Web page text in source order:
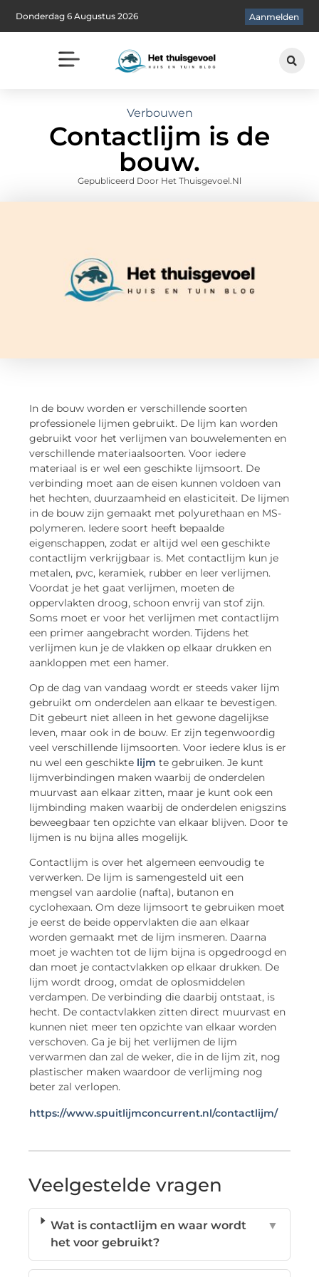
Donderdag 6 Augustus 2026 Aanmelden
Verbouwen
Contactlijm is de
bouw.
Gepubliceerd Door Het Thuisgevoel.nl
In de bouw worden er verschillende soorten
professionele lijmen gebruikt. De lijm kan worden
gebruikt voor het verlijmen van bouwelementen en
verschillende materiaalsoorten. Voor iedere
materiaal is er wel een geschikte lijmsoort. De
verbinding moet aan de eisen kunnen voldoen van
het hechten, duurzaamheid en elasticiteit. De lijmen
in de bouw zijn gemaakt met polyurethaan en MS-
polymeren. Iedere soort heeft bepaalde
eigenschappen, zodat er altijd wel een geschikte
contactlijm verkrijgbaar is. Met contactlijm kun je
metalen, pvc, keramiek, rubber en leer verlijmen.
Voordat je het gaat verlijmen, moeten de
oppervlakten droog, schoon envrij van stof zijn.
Soms moet er voor het verlijmen met contactlijm
een primer aangebracht worden. Tijdens het
verlijmen kun je de vlakken op elkaar drukken en
aankloppen met een hamer.
Op de dag van vandaag wordt er steeds vaker lijm
gebruikt om onderdelen aan elkaar te bevestigen.
Dit gebeurt niet alleen in het gewone dagelijkse
leven, maar ook in de bouw. Er zijn tegenwoordig
veel verschillende lijmsoorten. Voor iedere klus is er
nu wel een geschikte lijmte gebruiken. Je kunt
lijmverbindingen maken waarbij de onderdelen
muurvast aan elkaar zitten, maar je kunt ook een
lijmbinding maken waarbij de onderdelen enigszins
beweegbaar ten opzichte van elkaar blijven. Door te
lijmen is nu bijna alles mogelijk.
Contactlijm is over het algemeen eenvoudig te
verwerken. De lijm is samengesteld uit een
mengsel van aardolie (nafta), butanon en
cyclohexaan. Om deze lijmsoort te gebruiken moet
je eerst de beide oppervlakten die aan elkaar
worden gemaakt met de lijm insmeren. Daarna
moet je wachten tot de lijm bijna is opgedroogd en
dan moet je contactvlakken op elkaar drukken. De
lijm wordt droog, omdat de oplosmiddelen
verdampen. De verbinding die daarbij ontstaat, is
hecht. De contactvlakken zitten direct muurvast en
kunnen niet meer ten opzichte van elkaar worden
verschoven. Ga je bij het verlijmen de lijm
verwarmen dan zal de weker, die in de lijm zit, nog
plastischer maken waardoor de verlijming nog
beter zal verlopen.
https://www.spuitlijmconcurrent.nl/contactlijm/
Veelgestelde vragen
Wat is contactlijm en waar wordt
het voor gebruikt?
▼